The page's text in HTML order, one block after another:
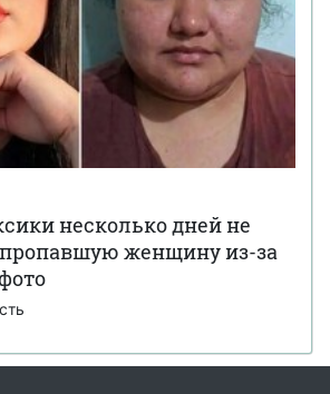
несколько дней не
женщину из-за